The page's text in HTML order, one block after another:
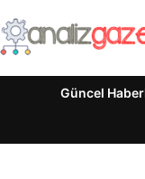
Güncel